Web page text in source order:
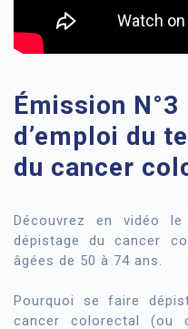
Émission
d’emploi du
du cancer
Découvrez en vidéo
dépistage du cancer
âgées de 50 à 74 ans.
Pourquoi se faire
cancer colorectal (ou